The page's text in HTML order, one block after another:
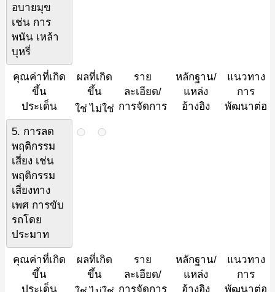
อบายมุข
เช่น การ
พนัน เหล้า
บุหรี่
คุณค่าที่เกิด
ขึ้น
ประเด็น
ผลที่เกิด
ขึ้น
ราย
ละเอียด/
การจัดการ
หลักฐาน/
แหล่ง
อ้างอิง
แนวทาง
การ
พัฒนาต่อ
ใช่ ไม่ใช่
5. การลด
พฤติกรรม
เสี่ยง เช่น
พฤติกรรม
เสี่ยงทาง
เพศ การขับ
รถโดย
ประมาท
คุณค่าที่เกิด
ขึ้น
ประเด็น
ผลที่เกิด
ขึ้น
ราย
ละเอียด/
การจัดการ
หลักฐาน/
แหล่ง
อ้างอิง
แนวทาง
การ
พัฒนาต่อ